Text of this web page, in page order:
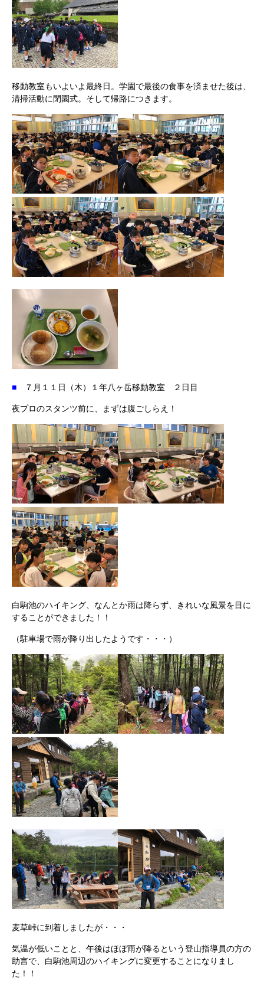
移動教室もいよいよ最終日。学園で最後の食事を済ませた後は、
清掃活動に閉園式。そして帰路につきます。
■ ７月１１日（木）１年八ヶ岳移動教室 ２日目
夜プロのスタンツ前に、まずは腹ごしらえ！
白駒池のハイキング、なんとか雨は降らず、きれいな風景を目に
することができました！！
（駐車場で雨が降り出したようです・・・）
麦草峠に到着しましたが・・・
気温が低いことと、午後はほぼ雨が降るという登山指導員の方の
助言で、白駒池周辺のハイキングに変更することになりまし
た！！